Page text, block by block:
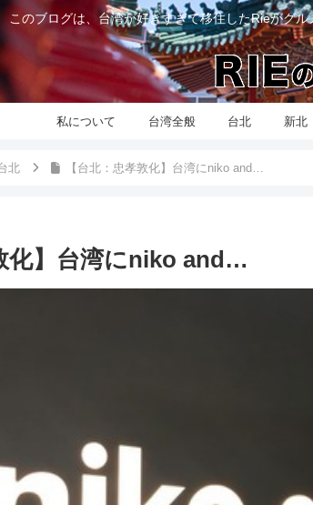
このブログは、台湾が好きすぎて移住したRieがグ
私について 台湾全般 台北 新北
北 【台北：忠孝敦化】台湾にniko and…
化】台湾にniko and…